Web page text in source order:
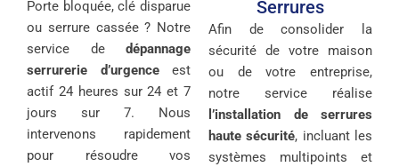
Porte bloquée, clé disparue
ou serrure cassée ? Notre
service de dépannage
serrurerie d’urgenceest
actif 24 heures sur 24 et 7
jours sur 7. Nous
intervenons rapidement
pour résoudre vos
Serrures
Afin de consolider la
sécurité de votre maison
ou de votre entreprise,
notre service réalise
l’installation de serrures
haute sécurité, incluant les
systèmes multipoints et